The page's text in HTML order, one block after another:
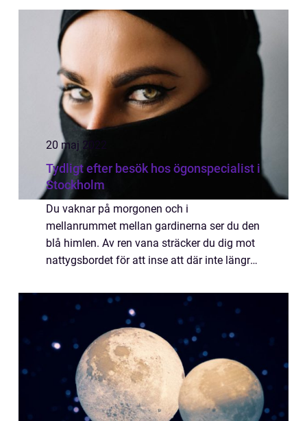
tips om hur du väljer rätt företag ...
20 maj 2022
Tydligt efter besök hos ögonspecialist i
Stockholm
Du vaknar på morgonen och i
mellanrummet mellan gardinerna ser du den
blå himlen. Av ren vana sträcker du dig mot
nattygsbordet för att inse att där inte längre
går mot badrummet ser du världen så tydligt